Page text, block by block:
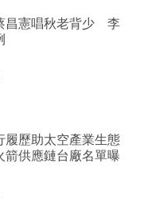
昌憲唱秋老背少 李
履歷助太空產業生態
供應鏈台廠名單曝